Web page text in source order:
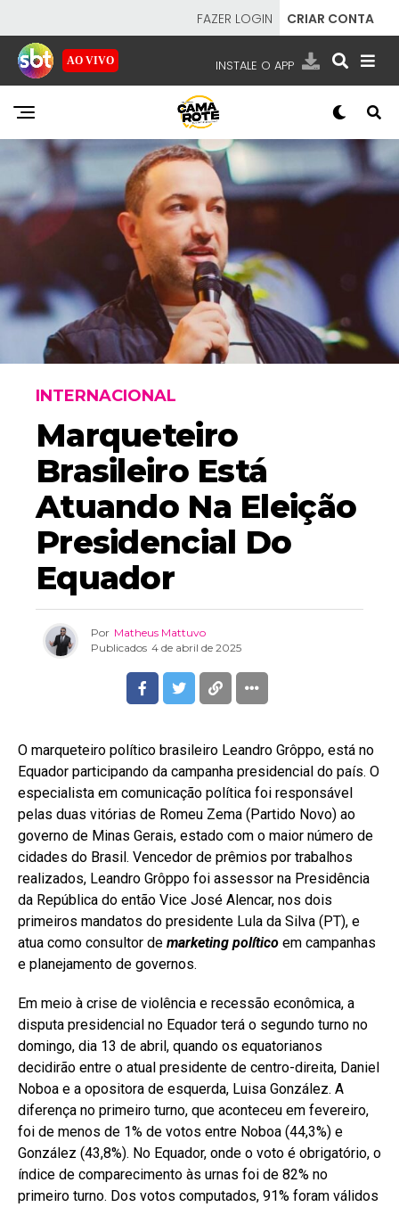
FAZER LOGIN CRIAR CONTA
AO VIVO INSTALE O APP
EMISSORAS
NOSSAS REDES APP TV SBT
- SISTEMA BRASILEIRO DE TELEVISÃO
INTERNACIONAL
Marqueteiro
Brasileiro Está
Atuando Na Eleição
Presidencial Do
Equador
Por Matheus Mattuvo
Publicados 4 de abril de 2025
O marqueteiro político brasileiro Leandro Grôppo, está no
Equador participando da campanha presidencial do país. O
especialista em comunicação política foi responsável
pelas duas vitórias de Romeu Zema (Partido Novo) ao
governo de Minas Gerais, estado com o maior número de
cidades do Brasil. Vencedor de prêmios por trabalhos
realizados, Leandro Grôppo foi assessor na Presidência
da República do então Vice José Alencar, nos dois
primeiros mandatos do presidente Lula da Silva (PT), e
atua como consultor de marketing político em campanhas
e planejamento de governos.
Em meio à crise de violência e recessão econômica, a
disputa presidencial no Equador terá o segundo turno no
domingo, dia 13 de abril, quando os equatorianos
decidirão entre o atual presidente de centro-direita, Daniel
Noboa e a opositora de esquerda, Luisa González. A
diferença no primeiro turno, que aconteceu em fevereiro,
foi de menos de 1% de votos entre Noboa (44,3%) e
González (43,8%). No Equador, onde o voto é obrigatório, o
índice de comparecimento às urnas foi de 82% no
primeiro turno. Dos votos computados, 91% foram válidos